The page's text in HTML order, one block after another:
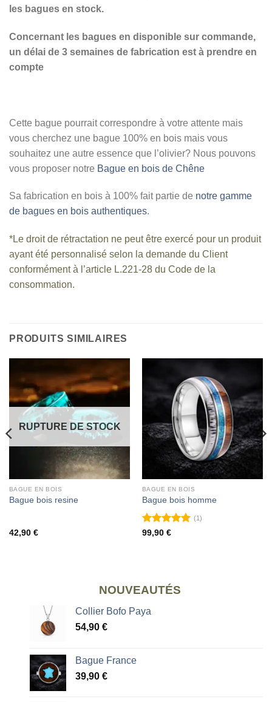
les bagues en stock.
Concernant les bagues en disponible sur commande,
un délai de 3 semaines de fabrication est à prendre en
compte
Cette bague pourrait correspondre à votre attente mais
vous cherchez une bague 100% en bois mais vous
souhaitez une autre essence que l’olivier? Nous pouvons
vous proposer notre Bague en bois de Chêne
Sa fabrication en bois à 100% fait partie de notre gamme
de bagues en bois authentiques.
*Le droit de rétractation ne peut être exercé pour un produit
ayant été personnalisé selon la demande du Client
conformément à l’article L.221-28 du Code de la
consommation.
PRODUITS SIMILAIRES
RUPTURE DE STOCK
BAGUE EN BOIS
Bague bois resine
42,90 €
BAGUE EN BOIS
Bague bois homme
Note 5sur
(1)
99,90 €
NOUVEAUTÉS
Collier Bofo Paya
54,90 €
Bague France
39,90 €